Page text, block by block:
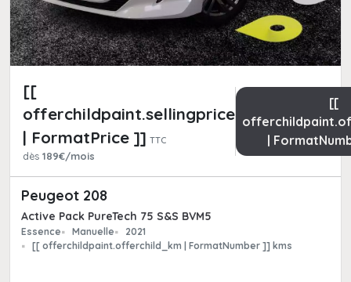
[[
offerchildpaint.sellingpricepart_ttc
| FormatPrice ]] TTC
dès 189€/mois
[[
|
Peugeot 208
Active Pack PureTech 75 S&S BVM5
Essence Manuelle
2021
[[ offerchildpaint.offerchild_km | FormatNumber ]] kms